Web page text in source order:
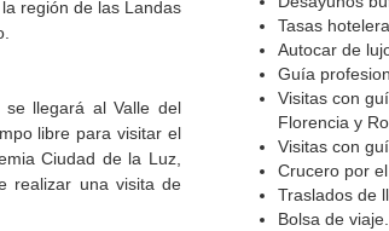
región de las Landas
se llegará al Valle del
libre para visitar el
Ciudad de la Luz,
realizar una visita de
Tasas
Autocar de
Guía
Visitas con
Florencia y
Visitas con
Crucero por el
Traslados de
Bolsa de viaje.